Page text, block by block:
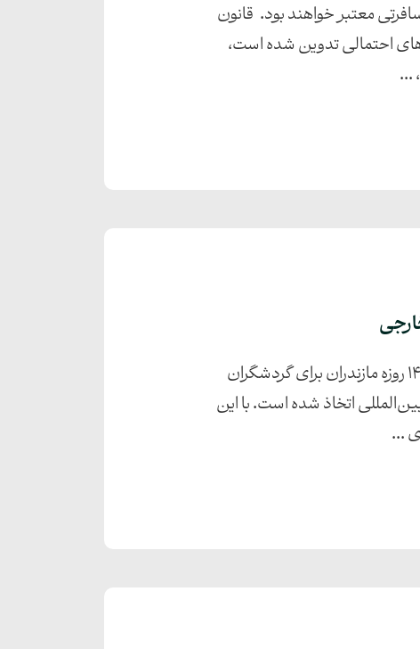
بیمه مسافرتی معتبر خواهند بود. قانون
احتمالی تدوین شده است،
...
رضا صالحی امیری، وزیر میراث فرهنگی، صنایع دستی و گردشگری، از طرح تصویب ویزای ۱۴ روزه مازندران برای گردشگران
اتخاذ شده است. با این
...